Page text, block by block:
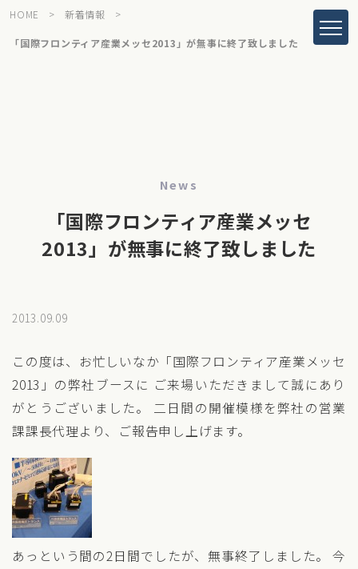
HOME > 新着情報 >
「国際フロンティア産業メッセ2013」が無事に終了致しました
「国際フロンティア産業メッセ
2013」が無事に終了致しました
News
2013.09.09
この度は、お忙しいなか「国際フロンティア産業メッセ
2013」の弊社ブースに ご来場いただきまして誠にあり
がとうございました。 二日間の開催模様を弊社の営業
課課長代理より、ご報告申し上げます。
あっという間の2日間でしたが、無事終了しました。
今